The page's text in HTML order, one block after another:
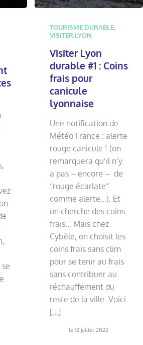
TOURISME DURABLE,
VISITER LYON
Visiter Lyon
durable #1 : Coins
frais pour
canicule
lyonnaise
Une notification de
Météo France : alerte
rouge canicule ! (on
remarquera qu’il n’y
a pas – encore – de
“rouge écarlate”
comme alerte…). Et
on cherche des coins
frais… Mais chez
Cybèle, on choisit les
coins frais sans clim
pour se tenir au frais
sans contribuer au
réchauffement du
reste de la ville. Voici
[…]
le 12 juillet 2022